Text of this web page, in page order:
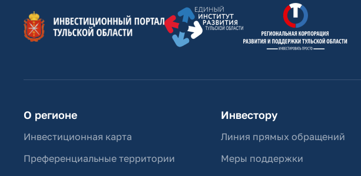
О регионе
Инвестиционная карта
Преференциальные территории
Инвестору
Линия прямых обращений
Меры поддержки